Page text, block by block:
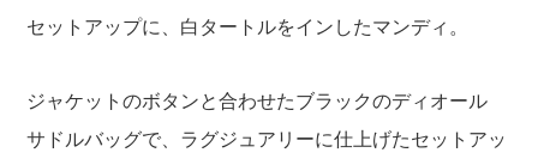
セットアップに、白タートルをインしたマンディ。
ジャケットのボタンと合わせたブラックのディオール
サドルバッグで、ラグジュアリーに仕上げたセットアッ